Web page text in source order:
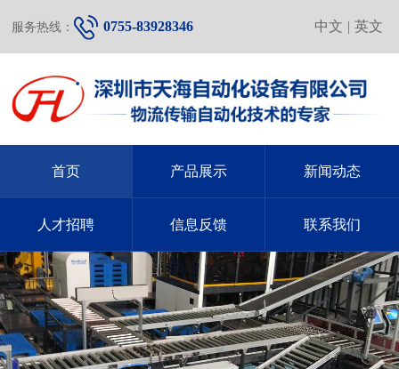
中文 | 英文
服务热线： 0755-83928346
首页 产品展示 新闻动态
人才招聘 信息反馈 联系我们